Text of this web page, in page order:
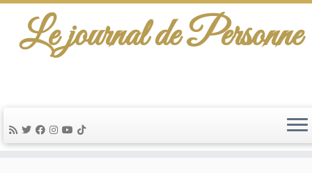
Le journal de Personne